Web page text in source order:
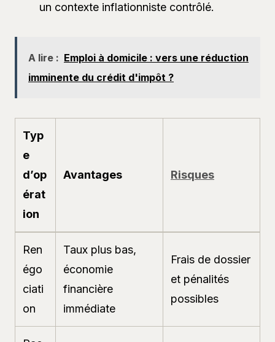
un contexte inflationniste contrôlé.
A lire : Emploi à domicile : vers une réduction
imminente du crédit d'impôt ?
Typ
e
d’op
érat
ion
Avantages Risques
Ren
égo
ciati
on
Taux plus bas,
économie
financière
immédiate
Frais de dossier
et pénalités
possibles